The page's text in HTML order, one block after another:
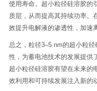
使用寿命。超小粒径硅溶胶的
质层，从而提高其持续功率。
效提升电解液的渗透性，加速
总之，粒径3–5 nm的超小粒
性，为蓄电池技术的发展提供
超小粒径硅溶胶有望在未来的
效利用和可持续发展注入新的